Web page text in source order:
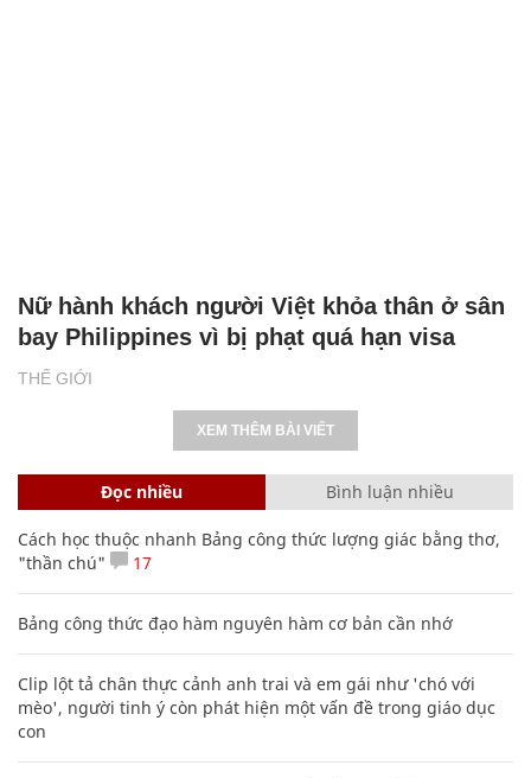
THẾ GIỚI
Nữ hành khách người Việt khỏa thân ở sân
bay Philippines vì bị phạt quá hạn visa
XEM THÊM BÀI VIẾT
Đọc nhiều Bình luận nhiều
Cách học thuộc nhanh Bảng công thức lượng giác bằng thơ,
"thần chú"
17
Bảng công thức đạo hàm nguyên hàm cơ bản cần nhớ
Clip lột tả chân thực cảnh anh trai và em gái như 'chó với
mèo', người tinh ý còn phát hiện một vấn đề trong giáo dục
con